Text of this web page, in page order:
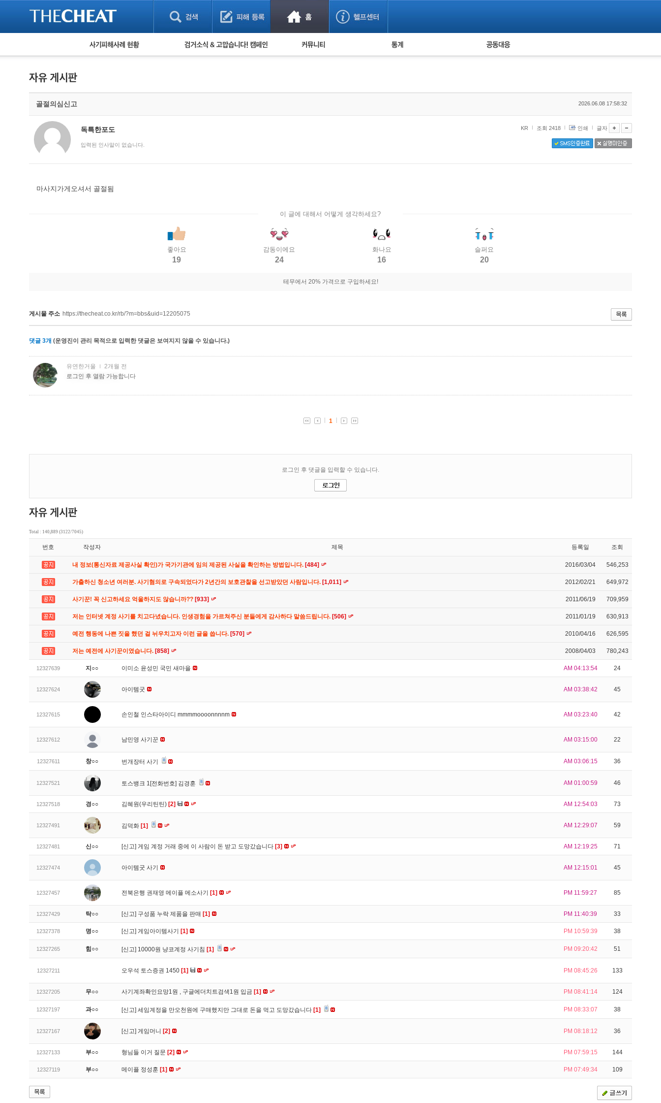
피해사례 현황
유해사이트 목록
비공개 피해사례
검거 소식 사기 예방했어요! 누적 피해사례 통계 피해자 공동대응
골절의심신고 2026.06.08 17:58:32
독특한포도
입력된 인사말이 없습니다.
KR 조회 2418 인쇄 글자
마사지가게오셔서 골절됨
이 글에 대해서 어떻게 생각하세요?
좋아요
19
감동이에요
24
화나요
16
슬퍼요
20
테무에서 20% 가격으로 구입하세요!
게시물 주소 https://thecheat.co.kr/rb/?m=bbs&uid=12205075
댓글 3개 (운영진이 관리 목적으로 입력한 댓글은 보여지지 않을 수 있습니다.)
Total : 140,889 (3122/7045)
번호 작성자 제목 등록일 조회
내 정보(통신자료 제공사실 확인)가 국가기관에 임의 제공된 사실을 확인하는 방법입니다. [484] 2016/03/04 546,253
가출하신 청소년 여러분. 사기혐의로 구속되었다가 2년간의 보호관찰을 선고받았던 사람입니다. [1,011] 2012/02/21 649,972
사기꾼! 꼭 신고하세요 억울하지도 않습니까?? [933] 2011/06/19 709,959
저는 인터넷 계정 사기를 치고다녔습니다. 인생경험을 가르쳐주신 분들에게 감사하다 말씀드립니다. [506] 2011/01/19 630,913
예전 행동에 나쁜 짓을 했던 걸 뉘우치고자 이런 글을 씁니다. [570] 2010/04/16 626,595
저는 예전에 사기꾼이였습니다. [858] 2008/04/03 780,243
12327639 지○○ 이미소 윤성민 국민 새마을 AM 04:13:54 24
12327624 아이템굿 AM 03:38:42 45
12327615 손인철 인스타아이디 mmmmoooonnnnm AM 03:23:40 42
12327612 남민영 사기꾼 AM 03:15:00 22
12327611 창○○ 번개장터 사기 AM 03:06:15 36
12327521 토스뱅크 1[전화번호] 김경훈 AM 01:00:59 46
12327518 경○○ 김혜원(우리틴틴) [2] AM 12:54:03 73
12327491 김덕화 [1] AM 12:29:07 59
12327481 신○○ [신고] 게임 계정 거래 중에 이 사람이 돈 받고 도망갔습니다 [3] AM 12:19:25 71
12327474 아이템굿 사기 AM 12:15:01 45
12327457 전북은행 권재영 메이플 메소사기 [1] PM 11:59:27 85
12327429 탁○○ [신고] 구성품 누락 제품을 판매 [1] PM 11:40:39 33
12327378 명○○ [신고] 게임아이템사기 [1] PM 10:59:39 38
12327265 힘○○ [신고] 10000원 냥코계정 사기침 [1] PM 09:20:42 51
12327211 오우석 토스증권 1450 [1] PM 08:45:26 133
12327205 무○○ 사기계좌확인요망1원 , 구글에더치트검색1원 입금 [1] PM 08:41:14 124
12327197 과○○ [신고] 세임계정을 만오천원에 구매했지만 그대로 돈을 먹고 도망갔습니다 [1] PM 08:33:07 38
12327167 [신고] 게임머니 [2] PM 08:18:12 36
12327133 부○○ 형님들 이거 질문 [2] PM 07:59:15 144
12327119 부○○ 메이플 정성훈 [1] PM 07:49:34 109